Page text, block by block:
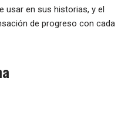
usar en sus historias, y el
de progreso con cada